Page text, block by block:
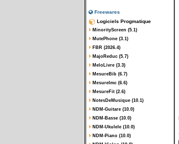
Freewares
Logiciels Progmatique
MinorityScreen (5.1)
MutePhone (3.1)
FBR (2026.4)
MajoReduc (5.7)
MeloLivre (3.3)
MesureBib (6.7)
MesureImc (6.6)
MesureFit (2.6)
NotesDeMusique (10.1)
NDM-Guitare (10.0)
NDM-Basse (10.0)
NDM-Ukulele (10.0)
NDM-Piano (10.0)